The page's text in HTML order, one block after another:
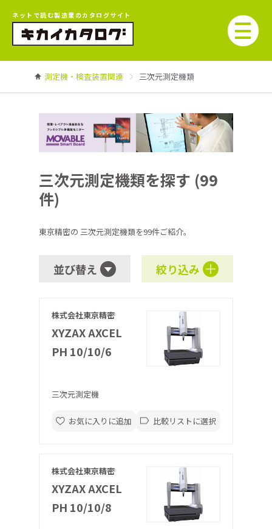
ネットで読む製造業のカタログサイト
測定機・検査装置関連 三次元測定機類
三次元測定機類を探す (99
件)
東京精密の 三次元測定機類を99件ご紹介。
並び替え 絞り込み
株式会社東京精密
XYZAX AXCEL
PH 10/10/6
三次元測定機
お気に入りに追加 比較リストに選択
株式会社東京精密
XYZAX AXCEL
PH 10/10/8